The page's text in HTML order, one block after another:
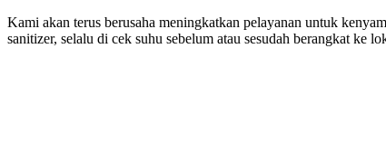
Kami akan terus berusaha meningkatkan pelayanan untuk
sanitizer, selalu di cek suhu sebelum atau sesudah berangkat ke